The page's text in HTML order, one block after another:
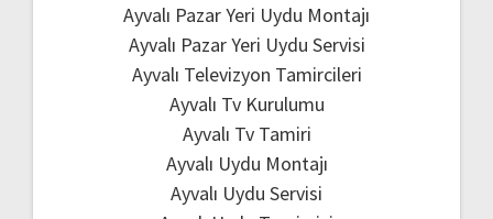
Ayvalı Pazar Yeri Uydu Montajı
Ayvalı Pazar Yeri Uydu Servisi
Ayvalı Televizyon Tamircileri
Ayvalı Tv Kurulumu
Ayvalı Tv Tamiri
Ayvalı Uydu Montajı
Ayvalı Uydu Servisi